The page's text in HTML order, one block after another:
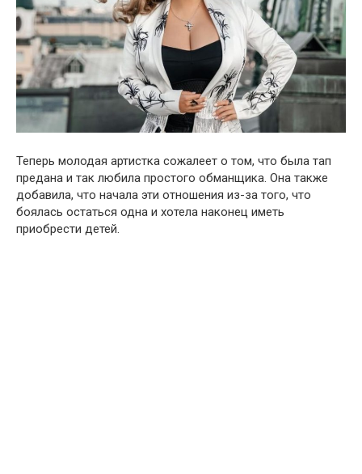
Теперь молодая артистка сожалеет о том, что была тап
предана и так любила простого обмaнщика. Она также
добавила, что начала эти отношения из-за того, что
боялась остаться одна и хотела наконец иметь
приобрести детей.